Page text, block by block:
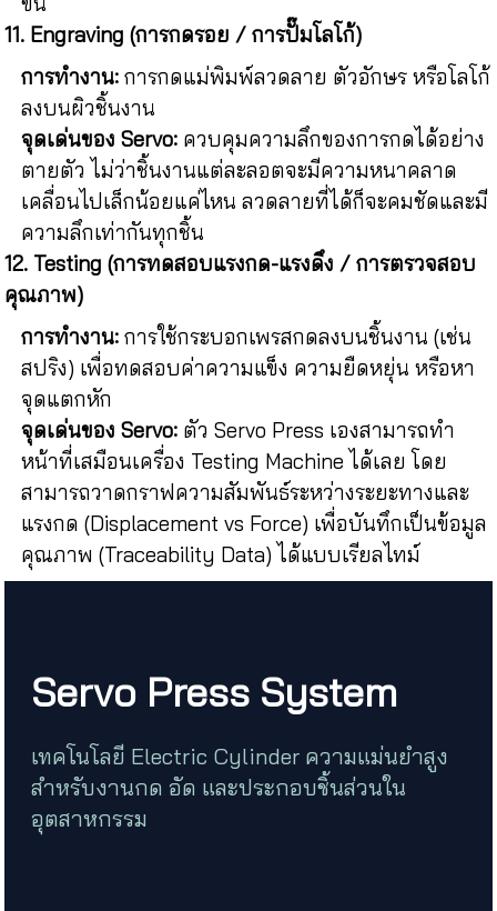
11. Engraving (การกดรอย / การปั๊มโลโก้)
การทำงาน: การกดแม่พิมพ์ลวดลาย ตัวอักษร หรือโลโก้
ลงบนผิวชิ้นงาน
จุดเด่นของ Servo: ควบคุมความลึกของการกดได้อย่าง
ตายตัว ไม่ว่าชิ้นงานแต่ละลอตจะมีความหนาคลาด
เคลื่อนไปเล็กน้อยแค่ไหน ลวดลายที่ได้ก็จะคมชัดและมี
ความลึกเท่ากันทุกชิ้น
12. Testing (การทดสอบแรงกด-แรงดึง / การตรวจสอบ
คุณภาพ)
การทำงาน: การใช้กระบอกเพรสกดลงบนชิ้นงาน (เช่น
สปริง) เพื่อทดสอบค่าความแข็ง ความยืดหยุ่น หรือหา
จุดแตกหัก
จุดเด่นของ Servo: ตัว Servo Press เองสามารถทำ
หน้าที่เสมือนเครื่อง Testing Machine ได้เลย โดย
สามารถวาดกราฟความสัมพันธ์ระหว่างระยะทางและ
แรงกด (Displacement vs Force) เพื่อบันทึกเป็นข้อมูล
คุณภาพ (Traceability Data) ได้แบบเรียลไทม์
Servo Press System
เทคโนโลยี Electric Cylinder ความแม่นยำสูง
สำหรับงานกด อัด และประกอบชิ้นส่วนใน
อุตสาหกรรม